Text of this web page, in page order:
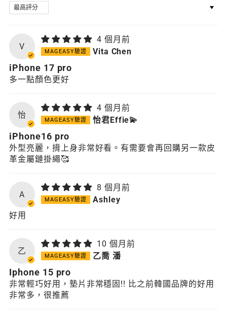
SORT BY
V
4 個月前
Vita Chen
iPhone 17 pro
多一點顏色更好
怡
4 個月前
怡君Effie💫
iPhone16 pro
外型亮麗，揹上身非常好看。有需要會再回購另一款皮
革金屬鏈掛繩🥰
A
8 個月前
Ashley
好用
乙
10 個月前
乙喬 潘
Iphone 15 pro
非常輕巧好用，墊片非常穩固!! 比之前韓國品牌的好用
非常多，很推薦